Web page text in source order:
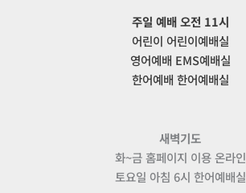
주일 예배 오전 11시
어린이 어린이예배실
영어예배 EMS예배실
한어예배 한어예배실
새벽기도
화~금 홈페이지 이용 온라인
토요일 아침 6시 한어예배실